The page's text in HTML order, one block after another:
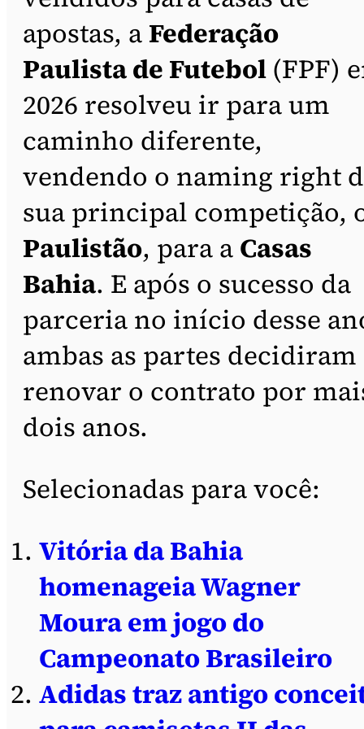
apostas, a Federação
Paulista de Futebol (FPF)
2026 resolveu ir para um
caminho diferente,
vendendo o naming right
sua principal competição,
Paulistão, para a Casas
Bahia. E após o sucesso da
parceria no início desse
ambas as partes decidiram
renovar o contrato por
dois anos.
Selecionadas para você:
Vitória da Bahia
homenageia Wagner
Moura em jogo do
Campeonato Brasileiro
Adidas traz antigo